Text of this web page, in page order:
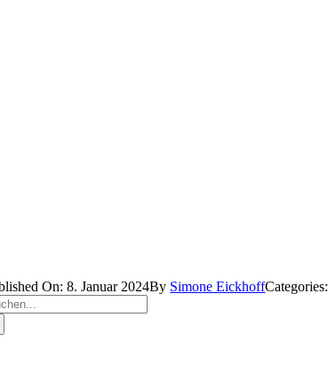
On: 8. Januar 2024By Simone EickhoffCategories: